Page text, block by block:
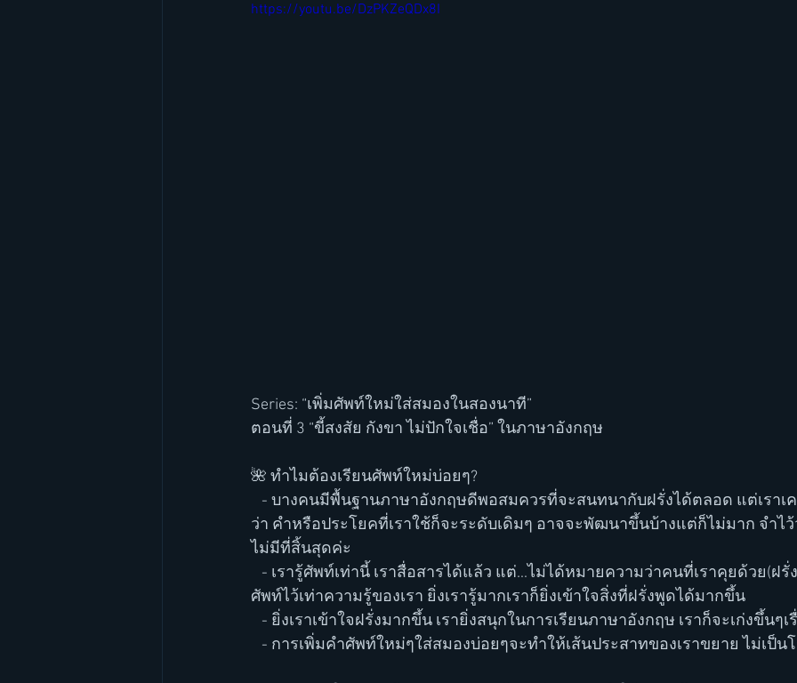
https://youtu.be/DzPKZeQDx8I
Series: “เพิ่มศัพท์ใหม่ใส่สมองในสองนาที”
ตอนที่ 3 “ขี้สงสัย กังขา ไม่ปักใจเชื่อ” ในภาษาอังกฤษ
🌺 ทำไมต้องเรียนศัพท์ใหม่บ่อยๆ?
ว่า คำหรือประโยคที่เราใช้ก็จะระดับเดิมๆ อาจจะพัฒนาขึ้นบ้างแต่ก็ไม่มาก จำไว้
ไม่มีที่สิ้นสุดค่ะ
ศัพท์ไว้เท่าความรู้ของเรา ยิ่งเรารู้มากเราก็ยิ่งเข้าใจสิ่งที่ฝรั่งพูดได้มากขึ้น
- ยิ่งเราเข้าใจฝรั่งมากขึ้น เรายิ่งสนุกในการเรียนภาษาอังกฤษ เราก็จะเก่งขึ้นๆ
- การเพิ่มคำศัพท์ใหม่ๆใส่สมองบ่อยๆจะทำให้เส้นประสาทของเราขยาย ไม่เป็